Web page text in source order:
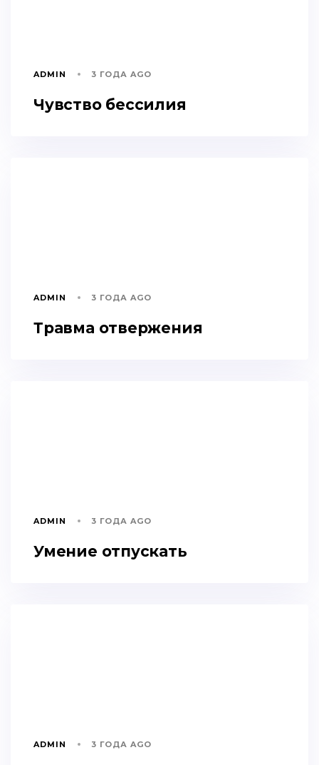
ADMIN 3 ГОДА AGO
Чувство бессилия
ADMIN 3 ГОДА AGO
Травма отвержения
ADMIN 3 ГОДА AGO
Умение отпускать
ADMIN 3 ГОДА AGO